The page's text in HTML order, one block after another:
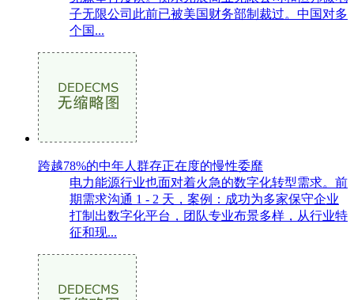
子无限公司此前已被美国财务部制裁过。中国对多
个国...
跨越78%的中年人群存正在度的慢性委靡
电力能源行业也面对着火急的数字化转型需求。前
期需求沟通 1 - 2 天，案例：成功为多家保守企业
打制出数字化平台，团队专业布景多样，从行业特
征和现...